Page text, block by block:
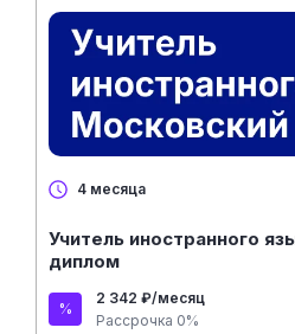
4 месяца
Учитель иностранного
диплом
2 342 ₽/месяц
Рассрочка 0%